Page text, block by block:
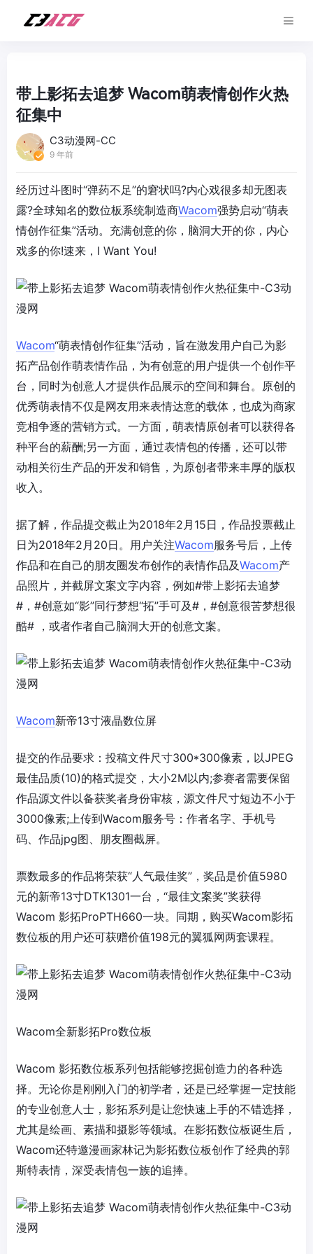
带上影拓去追梦 Wacom萌表情创作火热
征集中
C3动漫网-CC
9 年前
经历过斗图时“弹药不足”的窘状吗?内心戏很多却无图表
露?全球知名的数位板系统制造商Wacom强势启动“萌表
情创作征集”活动。充满创意的你，脑洞大开的你，内心
戏多的你!速来，I Want You!
Wacom“萌表情创作征集”活动，旨在激发用户自己为影
拓产品创作萌表情作品，为有创意的用户提供一个创作平
台，同时为创意人才提供作品展示的空间和舞台。原创的
优秀萌表情不仅是网友用来表情达意的载体，也成为商家
竞相争逐的营销方式。一方面，萌表情原创者可以获得各
种平台的薪酬;另一方面，通过表情包的传播，还可以带
动相关衍生产品的开发和销售，为原创者带来丰厚的版权
收入。
据了解，作品提交截止为2018年2月15日，作品投票截止
日为2018年2月20日。用户关注Wacom服务号后，上传
作品和在自己的朋友圈发布创作的表情作品及Wacom产
品照片，并截屏文案文字内容，例如#带上影拓去追梦
#，#创意如“影”同行梦想“拓”手可及#，#创意很苦梦想很
酷# ，或者作者自己脑洞大开的创意文案。
Wacom新帝13寸液晶数位屏
提交的作品要求：投稿文件尺寸300*300像素，以JPEG
最佳品质(10)的格式提交，大小2M以内;参赛者需要保留
作品源文件以备获奖者身份审核，源文件尺寸短边不小于
3000像素;上传到Wacom服务号：作者名字、手机号
码、作品jpg图、朋友圈截屏。
票数最多的作品将荣获“人气最佳奖”，奖品是价值5980
元的新帝13寸DTK1301一台，“最佳文案奖”奖获得
Wacom 影拓ProPTH660一块。同期，购买Wacom影拓
数位板的用户还可获赠价值198元的翼狐网两套课程。
Wacom全新影拓Pro数位板
Wacom 影拓数位板系列包括能够挖掘创造力的各种选
择。无论你是刚刚入门的初学者，还是已经掌握一定技能
的专业创意人士，影拓系列是让您快速上手的不错选择，
尤其是绘画、素描和摄影等领域。在影拓数位板诞生后，
Wacom还特邀漫画家林记为影拓数位板创作了经典的郭
斯特表情，深受表情包一族的追捧。